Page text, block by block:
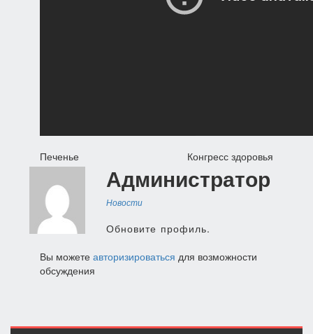
Навигация
по
записям
Печенье Конгресс здоровья
Администратор
Новости
Обновите профиль.
Вы можете авторизироваться для возможности
обсуждения